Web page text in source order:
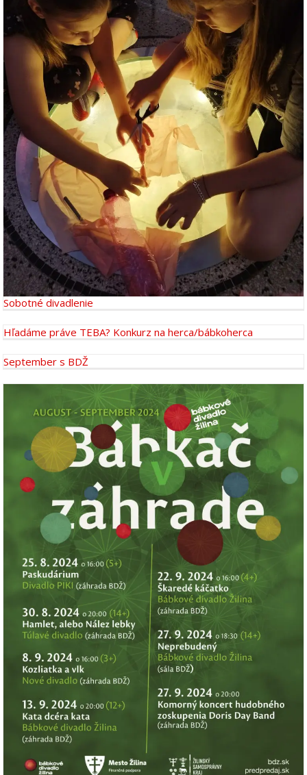
Sobotné divadlenie
Hľadáme práve TEBA? Konkurz na herca/bábkoherca
September s BDŽ